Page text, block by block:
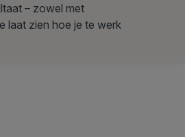
– zowel met
laat zien hoe je te werk